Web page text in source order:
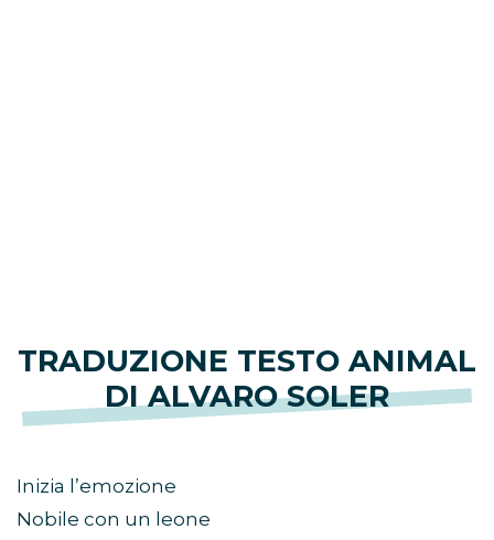
TRADUZIONE TESTO ANIMAL
DI ALVARO SOLER
Inizia l’emozione
Nobile con un leone